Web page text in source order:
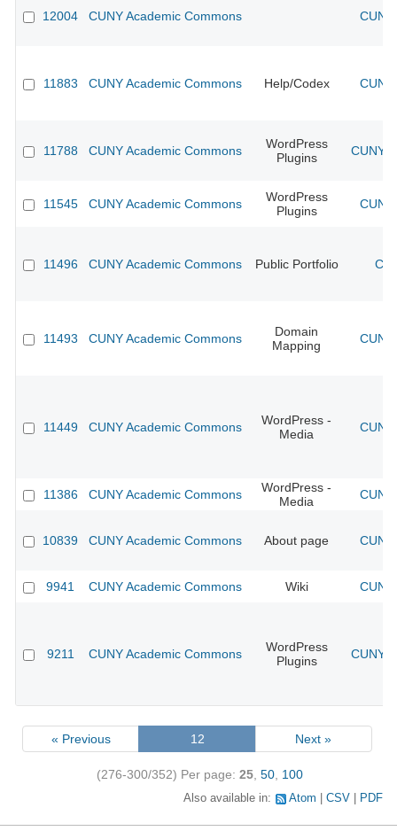
12004 CUNY Academic Commons
11883 CUNY Academic Commons Help/Codex
11788 CUNY Academic Commons
WordPress
Plugins
CUNY
11545 CUNY Academic Commons
WordPress
Plugins
11496 CUNY Academic Commons Public Portfolio
11493 CUNY Academic Commons
Domain
Mapping
11449 CUNY Academic Commons
WordPress -
Media
11386 CUNY Academic Commons
WordPress -
Media
10839 CUNY Academic Commons About page
9941 CUNY Academic Commons Wiki
9211 CUNY Academic Commons
WordPress
Plugins
CUNY
« Previous 12 Next »
(276-300/352) Per page: 25 50 100
Also available in: Atom CSV PDF